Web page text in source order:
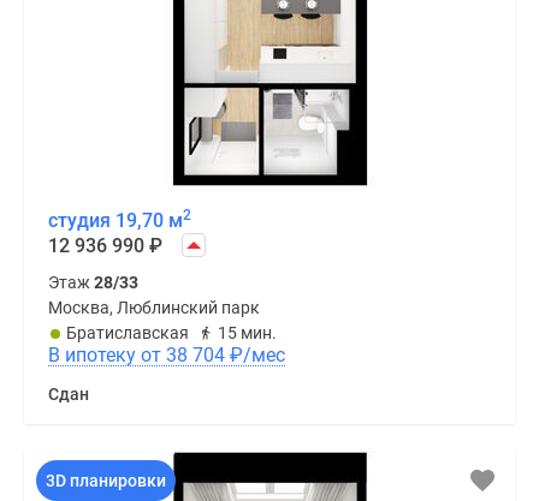
студия 19,70 м2
12 936 990 ₽
Этаж 28/33
Москва, Люблинский парк
Братиславская
15 мин.
В ипотеку от 38 704 ₽/мес
Сдан
3D планировки